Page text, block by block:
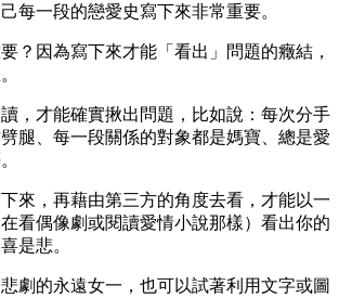
每一段的戀愛史寫下來非常重要。
？因為寫下來才能「看出」問題的癥結，
，才能確實揪出問題，比如說：每次分手
腿、每一段關係的對象都是媽寶、總是愛
來，再藉由第三方的角度去看，才能以一
看偶像劇或閱讀愛情小說那樣）看出你的
是悲。
劇的永遠女一，也可以試著利用文字或圖